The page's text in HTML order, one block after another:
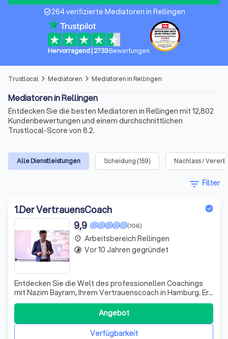
verified_user264 verifizierte Mediatoren in Rellingen
Hervorragend| 2733 Bewertungen
Trustlocal arrow_forward_ios Mediatoren arrow_forward_ios Mediatoren in Rellingen
Mediatoren in Rellingen
Entdecken Sie die besten Mediatoren in Rellingen mit 12,802
Kundenbewertungen und einem durchschnittlichen
Trustlocal-Score von 8.2.
Alle Dienstleistungen Scheidung (159) Nachlass /
filter_list Filter
1.Der VertrauensCoach
(106)
9,9
Entdecken Sie die Welt des professionellen Coachings
mit Nazim Bayram, Ihrem Vertrauenscoach in Hamburg. Er
schaffte es, das Coaching für Führungskräfte, Mitarbeiter
und Teams in in seinem Hautberuf (internationaler
Konzern), mit einer hohen Akzeptanz, zu implementieren.
Weil Ihm die Menschen und ihVerfügbarkeit
Angebot
place Arbeitsbereich Rellingen
timelapse Vor 10 Jahren gegründet